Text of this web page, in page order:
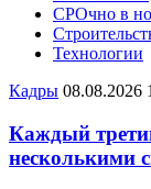
СРОчно в
Технологии
Кадры 08.08.2026
Каждый
несколькими